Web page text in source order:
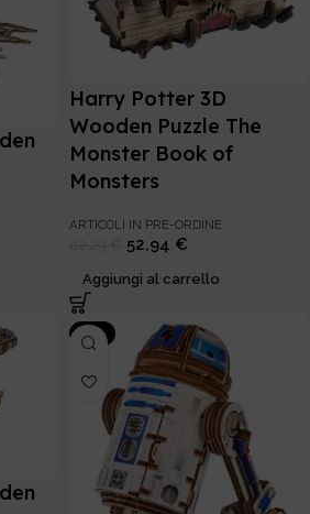
Harry Potter 3D
Wooden Puzzle The
Monster Book of
Monsters
ARTICOLI IN PRE-ORDINE
52,94 €
Aggiungi al carrello
-15%